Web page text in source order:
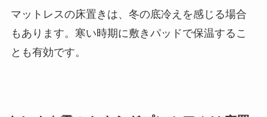
マットレスの床置きは、冬の底冷えを感じる場合
もあります。寒い時期に敷きパッドで保温するこ
とも有効です。